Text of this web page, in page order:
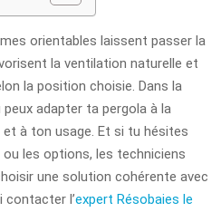
orientables laissent passer la
la ventilation naturelle et
la position choisie. Dans la
adapter ta pergola à la
et à ton usage. Et si tu hésites
les options, les techniciens
une solution cohérente avec
contacter l’expert Résobaies le